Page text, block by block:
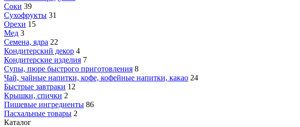
Соки 39
Сухофрукты 31
Орехи 15
Мед 3
Семена, ядра 22
Кондитерский декор 4
Кондитерские изделия 7
Супы, пюре быстрого приготовления 8
Чай, чайные напитки, кофе, кофейные напитки, какао 24
Быстрые завтраки 12
Крышки, спички 2
Пищевые ингредиенты 86
Пасхальные товары 2
Каталог